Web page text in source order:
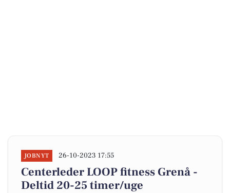
JOBNYT 26-10-2023 17:55
Centerleder LOOP fitness Grenå -
Deltid 20-25 timer/uge